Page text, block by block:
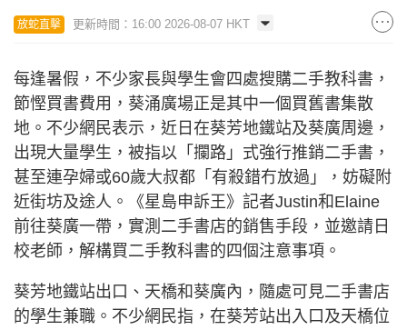
放蛇直擊 更新時間：16:00 2026-08-07 HKT
每逢暑假，不少家長與學生會四處搜購二手教科書，
節慳買書費用，葵涌廣場正是其中一個買舊書集散
地。不少網民表示，近日在葵芳地鐵站及葵廣周邊，
出現大量學生，被指以「攔路」式強行推銷二手書，
甚至連孕婦或60歲大叔都「有殺錯冇放過」，妨礙附
近街坊及途人。《星島申訴王》記者Justin和Elaine
前往葵廣一帶，實測二手書店的銷售手段，並邀請日
校老師，解構買二手教科書的四個注意事項。
葵芳地鐵站出口、天橋和葵廣內，隨處可見二手書店
的學生兼職。不少網民指，在葵芳站出入口及天橋位